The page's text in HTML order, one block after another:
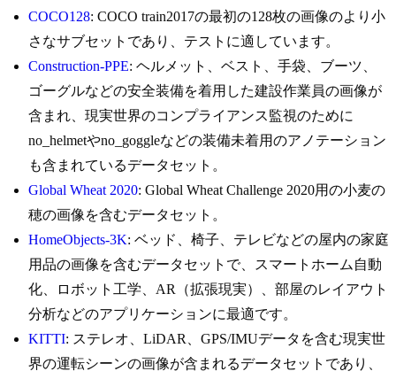
COCO128: COCO train2017の最初の128枚の画像のより小
さなサブセットであり、テストに適しています。
Construction-PPE: ヘルメット、ベスト、手袋、ブーツ、
ゴーグルなどの安全装備を着用した建設作業員の画像が
含まれ、現実世界のコンプライアンス監視のために
no_helmetやno_goggleなどの装備未着用のアノテーション
も含まれているデータセット。
Global Wheat 2020: Global Wheat Challenge 2020用の小麦の
穂の画像を含むデータセット。
HomeObjects-3K: ベッド、椅子、テレビなどの屋内の家庭
用品の画像を含むデータセットで、スマートホーム自動
化、ロボット工学、AR（拡張現実）、部屋のレイアウト
分析などのアプリケーションに最適です。
KITTI: ステレオ、LiDAR、GPS/IMUデータを含む現実世
界の運転シーンの画像が含まれるデータセットであり、